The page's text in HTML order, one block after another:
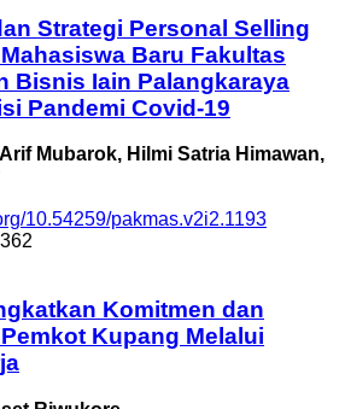
Strategi Personal Selling
Baru Fakultas
Bisnis Iain Palangkaraya
Pandemi Covid-19
Mubarok, Hilmi Satria Himawan,
10.54259/pakmas.v2i2.1193
Komitmen dan
Kupang Melalui